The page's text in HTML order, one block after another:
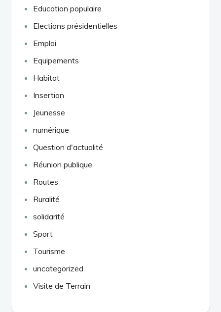
Education populaire
Elections présidentielles
Emploi
Equipements
Habitat
Insertion
Jeunesse
numérique
Question d'actualité
Réunion publique
Routes
Ruralité
solidarité
Sport
Tourisme
uncategorized
Visite de Terrain